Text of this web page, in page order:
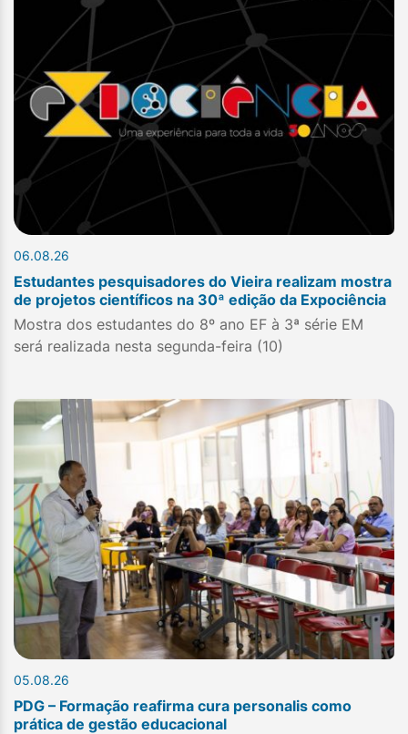
06.08.26
Estudantes pesquisadores do Vieira realizam mostra
de projetos científicos na 30ª edição da Expociência
Mostra dos estudantes do 8º ano EF à 3ª série EM
será realizada nesta segunda-feira (10)
05.08.26
PDG – Formação reafirma cura personalis como
prática de gestão educacional